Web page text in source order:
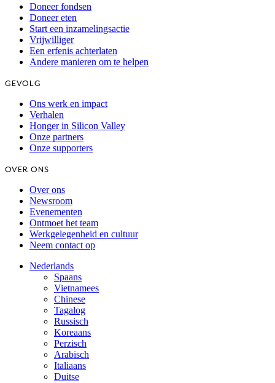
Doneer fondsen
Doneer eten
Start een inzamelingsactie
Vrijwilliger
Een erfenis achterlaten
Andere manieren om te helpen
GEVOLG
Ons werk en impact
Verhalen
Honger in Silicon Valley
Onze partners
Onze supporters
OVER ONS
Over ons
Newsroom
Evenementen
Ontmoet het team
Werkgelegenheid en cultuur
Neem contact op
Nederlands
Spaans
Vietnamees
Chinese
Tagalog
Russisch
Koreaans
Perzisch
Arabisch
Italiaans
Duitse